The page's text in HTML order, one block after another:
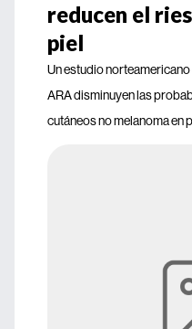
reducen el
piel
Un estudio
ARA disminuyen las
cutáneos no melanoma en